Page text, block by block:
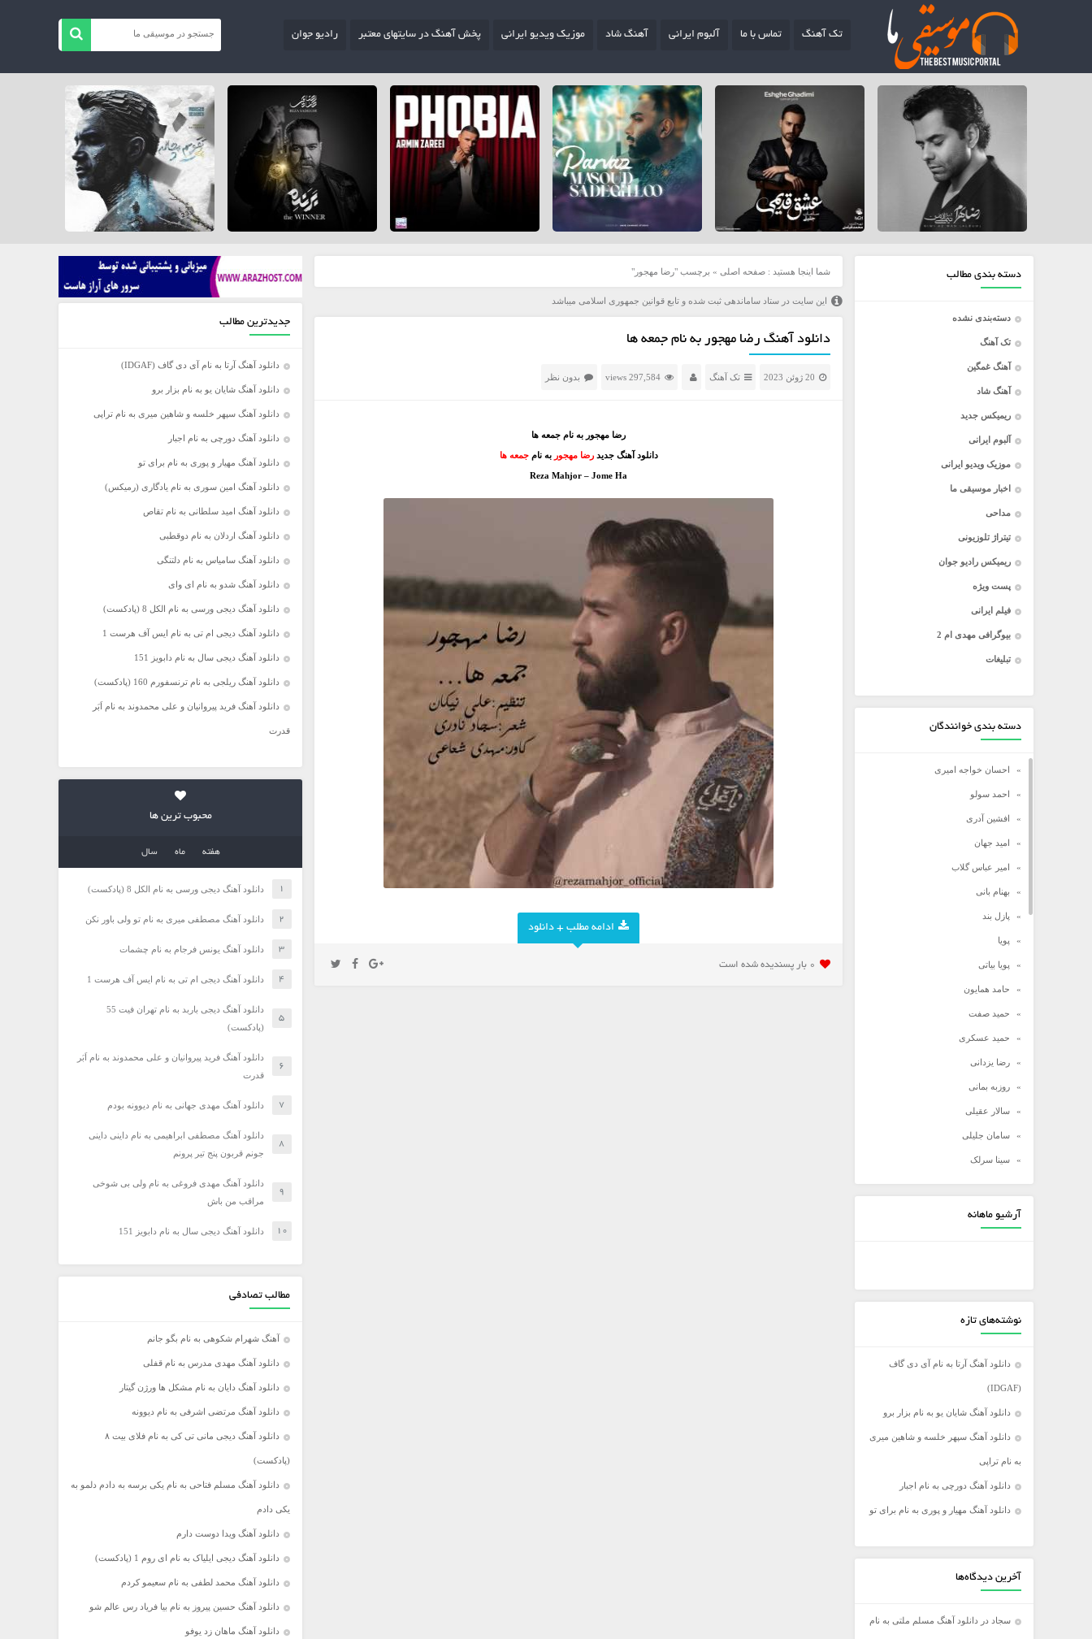
تک آهنگ تماس با ما آلبوم ایرانی آهنگ شاد موزیک ویدیو ایرانی پخش آهنگ در سایتهای معتبر رادیو جوان
دسته بندی مطالب
دسته‌بندی نشده
تک آهنگ
آهنگ غمگین
آهنگ شاد
ریمیکس جدید
آلبوم ایرانی
موزیک ویدیو ایرانی
اخبار موسیقی ما
مداحی
تیتراژ تلوزیونی
ریمیکس رادیو جوان
پست ویژه
فیلم ایرانی
بیوگرافی مهدی ام 2
تبلیغات
دسته بندی خوانندگان
احسان خواجه امیری
احمد سولو
افشین آدری
امید جهان
امیر عباس گلاب
بهنام بانی
پازل بند
پویا
پویا بیاتی
حامد همایون
حمید صفت
حمید عسکری
رضا یزدانی
روزبه بمانی
سالار عقیلی
سامان جلیلی
سینا سرلک
شادمهر عقیلی
مجید اخشابی
مجید خراطها
محسن چاووشی
آرشیو ماهانه
نوشته‌های تازه
دانلود آهنگ آرتا به نام آی دی گاف
(IDGAF)
دانلود آهنگ شایان یو به نام بزار برو
دانلود آهنگ سپهر خلسه و شاهین میری
به نام تراپی
دانلود آهنگ دورچی به نام اجبار
دانلود آهنگ مهیار و پوری به نام برای تو
آخرین دیدگاه‌ها
سجاد در دانلود آهنگ مسلم ملتی به نام
شما اینجا هستید : صفحه اصلی » برچسب "رضا مهجور"
این سایت در ستاد ساماندهی ثبت شده و تابع قوانین جمهوری اسلامی میباشد
دانلود آهنگ رضا مهجور به نام جمعه ها
20 ژوئن 2023 تک آهنگ 297,584 views بدون نظر
رضا مهجور به نام جمعه ها
دانلود آهنگ جدید رضا مهجور به نامجمعه ها
Reza Mahjor – Jome Ha
ادامه مطلب + دانلود
0 بار پسنديده شده است
جدیدترین مطالب
دانلود آهنگ آرتا به نام آی دی گاف (IDGAF)
دانلود آهنگ شایان یو به نام بزار برو
دانلود آهنگ سپهر خلسه و شاهین میری به نام تراپی
دانلود آهنگ دورچی به نام اجبار
دانلود آهنگ مهیار و پوری به نام برای تو
دانلود آهنگ امین سوری به نام یادگاری (رمیکس)
دانلود آهنگ امید سلطانی به نام تقاص
دانلود آهنگ اردلان به نام دوقطبی
دانلود آهنگ سامیاس به نام دلتنگی
دانلود آهنگ شدو به نام ای وای
دانلود آهنگ دیجی ورسی به نام الکل 8 (پادکست)
دانلود آهنگ دیجی ام تی به نام ایس آف هرست 1
دانلود آهنگ دیجی سال به نام دابویز 151
دانلود آهنگ ریلجی به نام ترنسفورم 160 (پادکست)
دانلود آهنگ فرید پیروانیان و علی محمدوند به نام اَبَر
قدرت
محبوب ترین ها
هفته ماه سال
دانلود آهنگ دیجی ورسی به نام الکل 8 (پادکست)
دانلود آهنگ مصطفی میری به نام تو ولی باور نکن
دانلود آهنگ یونس فرجام به نام چشمات
دانلود آهنگ دیجی ام تی به نام ایس آف هرست 1
دانلود آهنگ دیجی باربد به نام تهران فیت 55
(پادکست)
دانلود آهنگ فرید پیروانیان و علی محمدوند به نام اَبَر
قدرت
دانلود آهنگ مهدی جهانی به نام دیوونه بودم
دانلود آهنگ مصطفی ابراهیمی به نام داینی داینی
جونم قربون پنج تیر پرونم
دانلود آهنگ مهدی فروغی به نام ولی بی شوخی
مراقب من باش
دانلود آهنگ دیجی سال به نام دابویز 151
مطالب تصادفی
آهنگ شهرام شکوهی به نام بگو جانم
دانلود آهنگ مهدی مدرس به نام قفلی
دانلود آهنگ دایان به نام مشکل ها ورژن گیتار
دانلود آهنگ مرتضی اشرفی به نام دیوونه
دانلود آهنگ دیجی مانی تی کی به نام فلای بیت ۸
(پادکست)
دانلود آهنگ مسلم فتاحی به نام یکی برسه به دادم دلمو به
یکی دادم
دانلود آهنگ ویدا دوست دارم
دانلود آهنگ دیجی ایلیاک به نام ای روم 1 (پادکست)
دانلود آهنگ محمد لطفی به نام سعیمو کردم
دانلود آهنگ حسین پیروز به نام بیا فریاد رس عالم شو
دانلود آهنگ ماهان زد یوفو